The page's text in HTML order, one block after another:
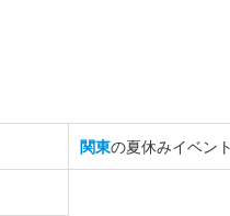
関東の夏休みイベン